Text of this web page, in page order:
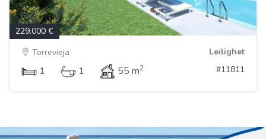
229.000 €
Torrevieja
Leilighet
1 1 55 m2 #11811